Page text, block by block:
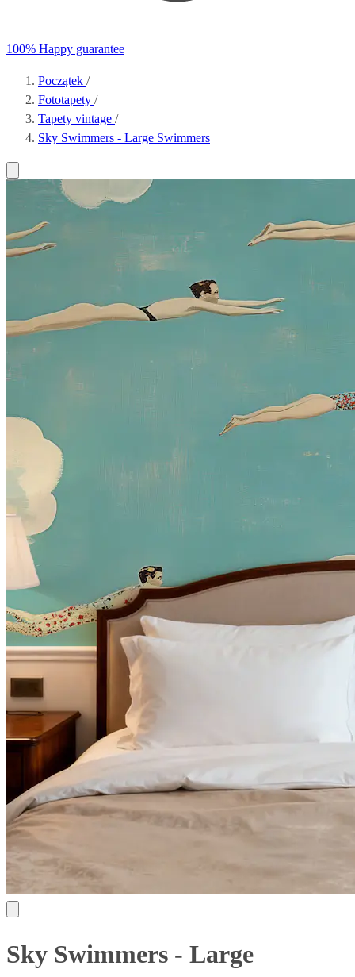
100% Happy guarantee
Początek /
Fototapety /
Tapety vintage /
Sky Swimmers - Large Swimmers
Sky Swimmers - Large